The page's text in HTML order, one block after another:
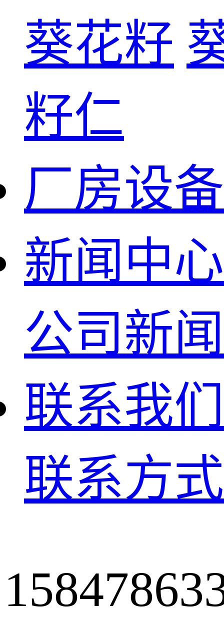
葵花籽
籽仁
厂房设备
新闻中心
公司新闻
联系我们
联系方式